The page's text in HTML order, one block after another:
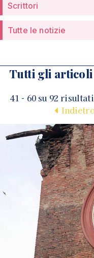
Scrittori
Tutte le notizie
Tutti gli articoli
41 - 60 su 92